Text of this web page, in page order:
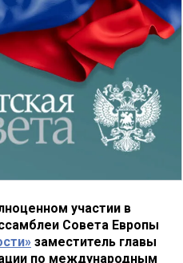
участии в
Совета Европы
заместитель главы
по международным